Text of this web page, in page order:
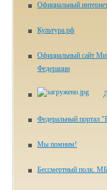
Официальный
Культура.рф
Официальный сайт
Федерации
Федеральный портал
Мы помним!
Бессмертный полк.